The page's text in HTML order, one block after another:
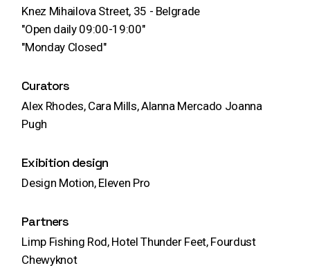
Knez Mihailova Street, 35 - Belgrade
"Open daily 09:00-19:00"
"Monday Closed"
Curators
Alex Rhodes, Cara Mills, Alanna Mercado Joanna
Pugh
Exibition design
Design Motion, Eleven Pro
Partners
Limp Fishing Rod, Hotel Thunder Feet, Fourdust
Chewyknot